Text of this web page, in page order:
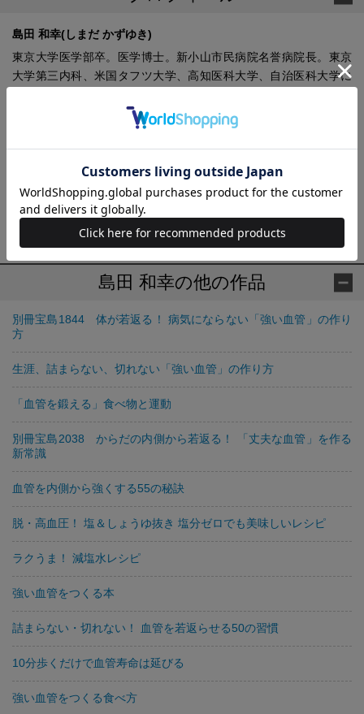
島田 和幸(しまだ かずゆき)
東京大学医学部卒。医学博士。新小山市民病院名誉病院長。東京
大学第三内科、米国タフツ大学、高知医科大学、自治医科大学に
に就任。2012年小山市民病院の病院長に就任。2013年新小山市民
病院の理事長・病院長に就任。同年、自治医科大学名誉教授とな
る。2025年3月に新小山市民病院の理事長・病院長を退任。同年4
月より名誉病院長に就任。第8回日本心臓財団研究奨励賞、日本高
血圧学会栄誉賞などの賞歴がある。TJ MOOK『強い血管をつくる
習慣』（宝島社）、『血圧サージに殺されない50の方法』（自由
島田 和幸の他の作品
別冊宝島1844 体が若返る！ 病気にならない「強い血管」の作り
方
生涯、詰まらない、切れない「強い血管」の作り方
「血管を鍛える」食べ物と運動
別冊宝島2038 からだの内側から若返る！ 「丈夫な血管」を作る
新常識
血管を内側から強くする55の秘訣
脱・高血圧！ 塩＆しょうゆ抜き 塩分ゼロでも美味しいレシピ
ラクうま！ 減塩水レシピ
強い血管をつくる本
詰まらない・切れない！ 血管を若返らせる50の習慣
10分歩くだけで血管寿命は延びる
強い血管をつくる食べ方